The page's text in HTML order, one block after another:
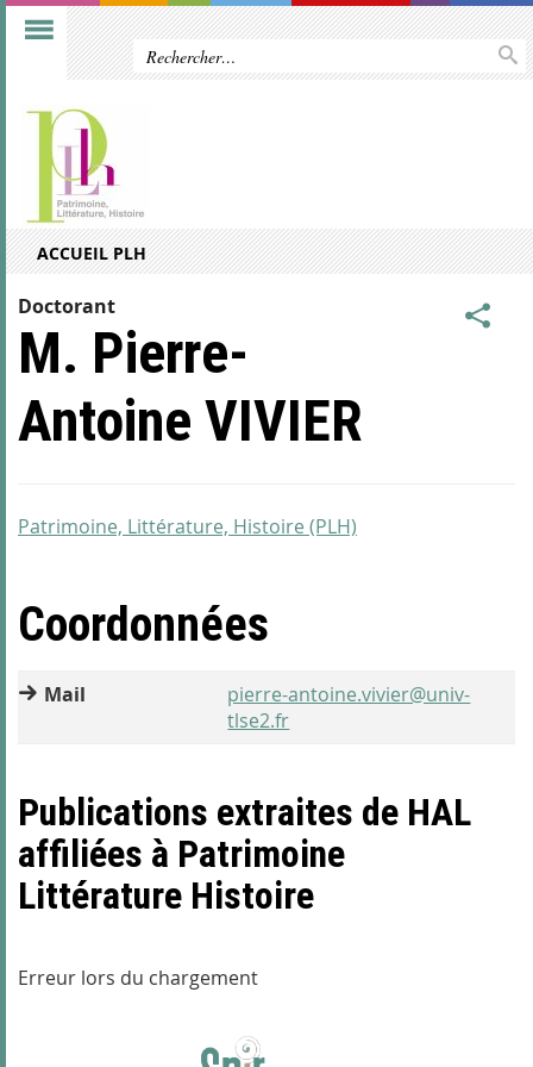
ACCUEIL PLH
Doctorant
M. Pierre-
Antoine VIVIER
Patrimoine, Littérature, Histoire (PLH)
Coordonnées
Mail
pierre-antoine.vivier@univ-
tlse2.fr
Publications extraites de HAL
affiliées à Patrimoine
Littérature Histoire
Erreur lors du chargement